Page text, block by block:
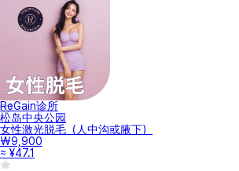
ReGain诊所
松岛中央公园
女性激光脱毛（人中沟或腋下）
₩9,900
≈ ¥47.1